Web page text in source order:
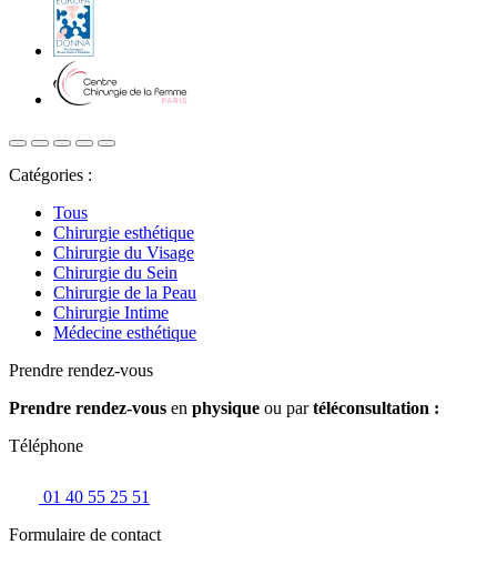
Catégories :
Tous
Chirurgie esthétique
Chirurgie du Visage
Chirurgie du Sein
Chirurgie de la Peau
Chirurgie Intime
Médecine esthétique
Prendre rendez-vous
Prendre rendez-vous en physique ou partéléconsultation :
Téléphone
01 40 55 25 51
Formulaire de contact